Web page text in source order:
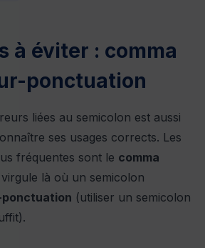
à éviter : comma
ponctuation
liées au semicolon est aussi
ses usages corrects. Les
fréquentes sont le comma
là où un semicolon
ponctuation (utiliser un semicolon